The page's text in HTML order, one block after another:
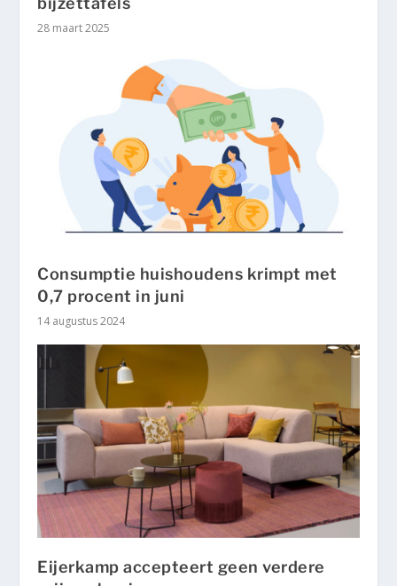
28 maart 2025
Consumptie huishoudens krimpt met
0,7 procent in juni
14 augustus 2024
Eijerkamp accepteert geen verdere